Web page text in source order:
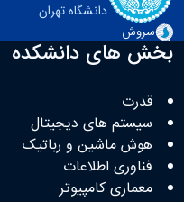
دانشگاه تهران
سروش
بخش های دانشکده
قدرت
سیستم های دیجیتال
هوش ماشین و رباتیک
فناوری اطلاعات
معماری کامپیوتر